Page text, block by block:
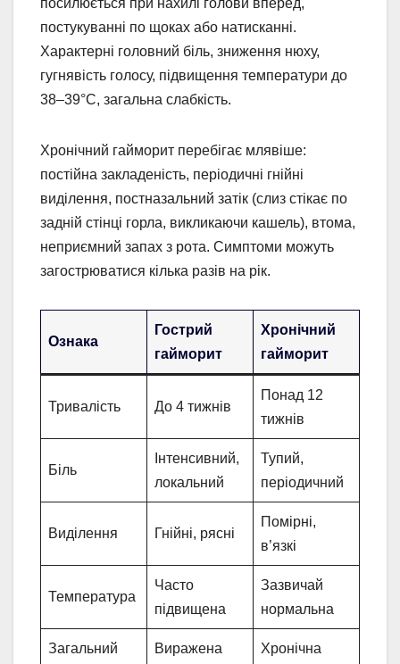
посилюється при нахилі голови вперед,
постукуванні по щоках або натисканні.
Характерні головний біль, зниження нюху,
гугнявість голосу, підвищення температури до
38–39°C, загальна слабкість.
Хронічний гайморит перебігає млявіше:
постійна закладеність, періодичні гнійні
виділення, постназальний затік (слиз стікає по
задній стінці горла, викликаючи кашель), втома,
неприємний запах з рота. Симптоми можуть
загострюватися кілька разів на рік.
Ознака
Гострий
гайморит
Хронічний
гайморит
Тривалість До 4 тижнів
Понад 12
тижнів
Біль
Інтенсивний,
локальний
Тупий,
періодичний
Виділення Гнійні, рясні
Помірні,
в’язкі
Температура
Часто
підвищена
Зазвичай
нормальна
Загальний
Виражена
Хронічна